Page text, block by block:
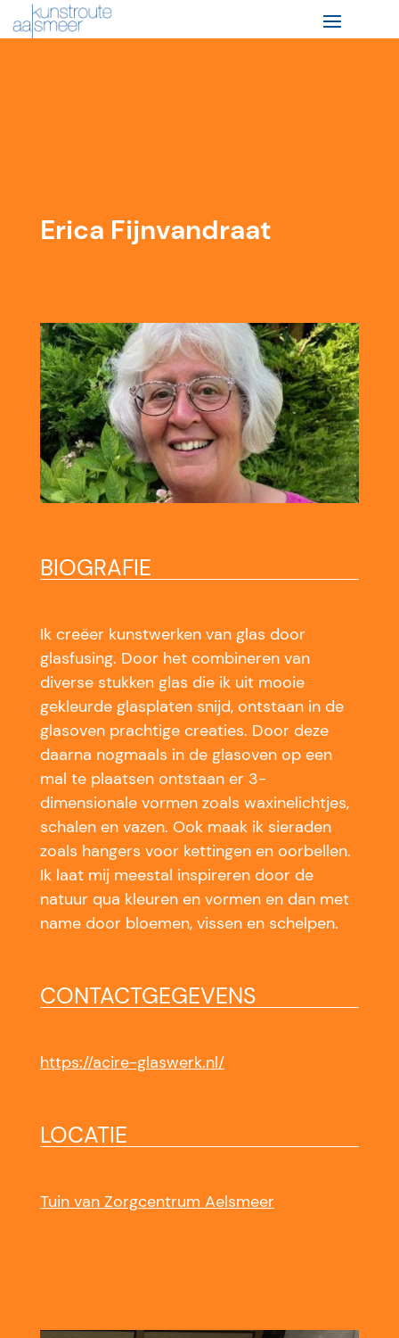
Erica Fijnvandraat
BIOGRAFIE
Ik creëer kunstwerken van glas door
glasfusing. Door het combineren van
diverse stukken glas die ik uit mooie
gekleurde glasplaten snijd, ontstaan in de
glasoven prachtige creaties. Door deze
daarna nogmaals in de glasoven op een
mal te plaatsen ontstaan er 3-
dimensionale vormen zoals waxinelichtjes,
schalen en vazen. Ook maak ik sieraden
zoals hangers voor kettingen en oorbellen.
Ik laat mij meestal inspireren door de
natuur qua kleuren en vormen en dan met
name door bloemen, vissen en schelpen.
CONTACTGEGEVENS
https://acire-glaswerk.nl/
LOCATIE
Tuin van Zorgcentrum Aelsmeer